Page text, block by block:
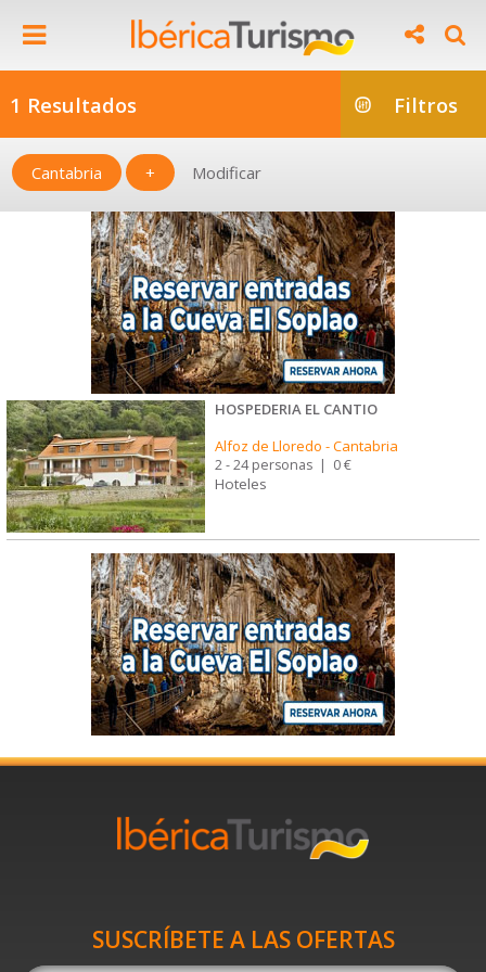
1 Resultados Filtros
Cantabria + Modificar
HOSPEDERIA EL CANTIO
Alfoz de Lloredo -Cantabria
2 - 24 personas | 0 €
Hoteles
SUSCRÍBETE A LAS OFERTAS